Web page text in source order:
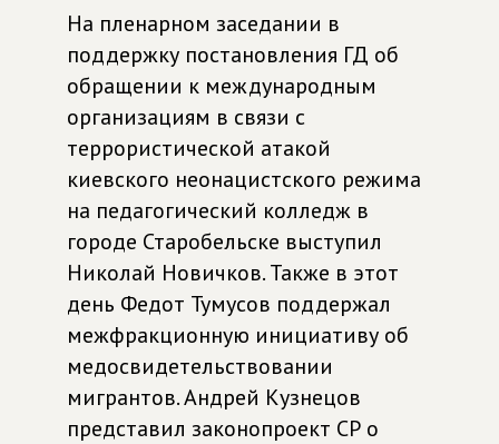
На пленарном заседании в
поддержку постановления ГД об
обращении к международным
организациям в связи с
террористической атакой
киевского неонацистского режима
на педагогический колледж в
городе Старобельске выступил
Николай Новичков. Также в этот
день Федот Тумусов поддержал
межфракционную инициативу об
медосвидетельствовании
мигрантов. Андрей Кузнецов
представил законопроект СР о